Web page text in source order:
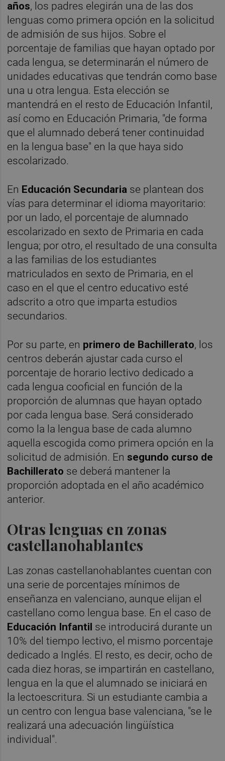
años, los padres elegirán una de las dos
lenguas como primera opción en la solicitud
de admisión de sus hijos. Sobre el
porcentaje de familias que hayan optado por
cada lengua, se determinarán el número de
unidades educativas que tendrán como base
una u otra lengua. Esta elección se
mantendrá en el resto de Educación Infantil,
así como en Educación Primaria, "de forma
que el alumnado deberá tener continuidad
en la lengua base" en la que haya sido
escolarizado.
En Educación Secundaria se plantean dos
vías para determinar el idioma mayoritario:
por un lado, el porcentaje de alumnado
escolarizado en sexto de Primaria en cada
lengua; por otro, el resultado de una consulta
a las familias de los estudiantes
matriculados en sexto de Primaria, en el
caso en el que el centro educativo esté
adscrito a otro que imparta estudios
secundarios.
Por su parte, en primero de Bachillerato, los
centros deberán ajustar cada curso el
porcentaje de horario lectivo dedicado a
cada lengua cooficial en función de la
proporción de alumnas que hayan optado
por cada lengua base. Será considerado
como la la lengua base de cada alumno
aquella escogida como primera opción en la
solicitud de admisión. Ensegundo curso de
Bachillerato se deberá mantener la
proporción adoptada en el año académico
anterior.
Otras lenguas en zonas
castellanohablantes
Las zonas castellanohablantes cuentan con
una serie de porcentajes mínimos de
enseñanza en valenciano, aunque elijan el
castellano como lengua base. En el caso de
Educación Infantil se introducirá durante un
10% del tiempo lectivo, el mismo porcentaje
dedicado a Inglés. El resto, es decir, ocho de
cada diez horas, se impartirán en castellano,
lengua en la que el alumnado se iniciará en
la lectoescritura. Si un estudiante cambia a
un centro con lengua base valenciana, "se le
realizará una adecuación lingüística
individual".